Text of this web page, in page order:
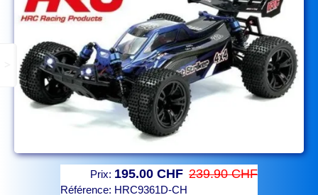
Prix: 195.00 CHF 239.90 CHF
Référence: HRC9361D-CH